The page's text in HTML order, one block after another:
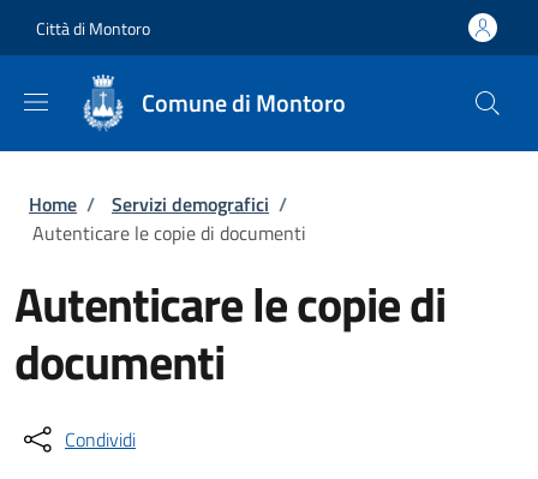
Città di Montoro
Comune di Montoro
Briciole di pane
Home / Servizi demografici /
Autenticare le copie di documenti
Autenticare le copie di
documenti
Condividi